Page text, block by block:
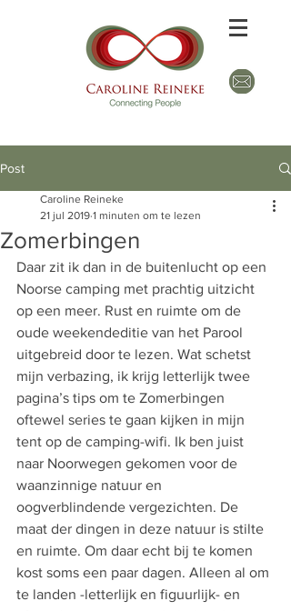
Post
Zomerbingen
Caroline Reineke
21 jul 2019 1 minuten om te lezen
Daar zit ik dan in de buitenlucht op een
Noorse camping met prachtig uitzicht
op een meer. Rust en ruimte om de
oude weekendeditie van het Parool
uitgebreid door te lezen. Wat schetst
mijn verbazing, ik krijg letterlijk twee
pagina’s tips om te Zomerbingen
oftewel series te gaan kijken in mijn
tent op de camping-wifi. Ik ben juist
naar Noorwegen gekomen voor de
waanzinnige natuur en
oogverblindende vergezichten. De
maat der dingen in deze natuur is stilte
en ruimte. Om daar echt bij te komen
kost soms een paar dagen. Alleen al om
te landen -letterlijk en figuurlijk- en